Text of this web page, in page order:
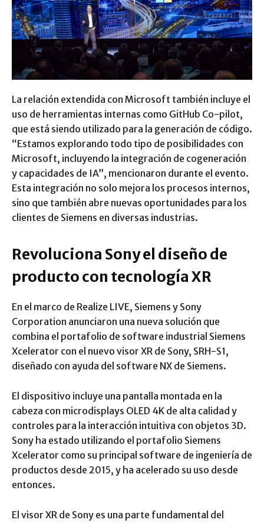
La relación extendida con Microsoft también incluye el
uso de herramientas internas como GitHub Co-pilot,
que está siendo utilizado para la generación de código.
“Estamos explorando todo tipo de posibilidades con
Microsoft, incluyendo la integración de cogeneración
y capacidades de IA”, mencionaron durante el evento​.
Esta integración no solo mejora los procesos internos,
sino que también abre nuevas oportunidades para los
clientes de Siemens en diversas industrias.
Revoluciona Sony el diseño de
producto con tecnología XR
En el marco de Realize LIVE, Siemens y Sony
Corporation anunciaron una nueva solución que
combina el portafolio de software industrial Siemens
Xcelerator con el nuevo visor XR de Sony, SRH-S1,
diseñado con ayuda del software NX de Siemens.
El dispositivo incluye una pantalla montada en la
cabeza con microdisplays OLED 4K de alta calidad y
controles para la interacción intuitiva con objetos 3D.
Sony ha estado utilizando el portafolio Siemens
Xcelerator como su principal software de ingeniería de
productos desde 2015, y ha acelerado su uso desde
entonces.
El visor XR de Sony es una parte fundamental del